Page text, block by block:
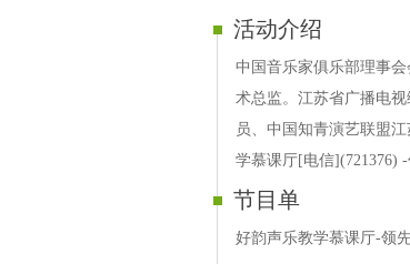
活动介绍
中国音乐家俱乐部理事
术总监。江苏省广播电
员、中国知青演艺联盟
学慕课厅[电信](721376)
节目单
好韵声乐教学慕课厅-领